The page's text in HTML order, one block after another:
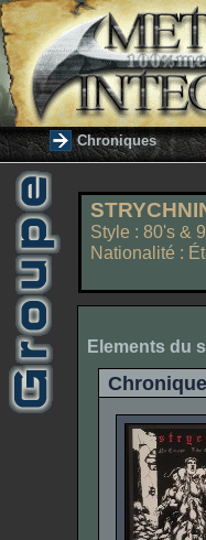
Chroniques
Style : 80's &
Nationalité :
Elements du